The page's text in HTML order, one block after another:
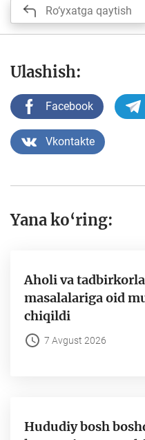
Ro‘yxatga qaytish
Ulashish:
Facebook
Vkontakte
Yana ko‘ring:
Aholi va
masalalariga oid
chiqildi
7 Avgust 2026
Hududiy bosh